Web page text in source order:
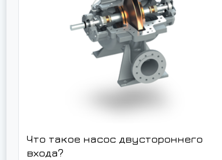
Что такое насос двустороннего
входа?